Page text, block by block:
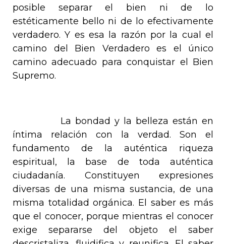
posible separar el bien ni de lo
estéticamente bello ni de lo efectivamente
verdadero. Y es esa la razón por la cual el
camino del Bien Verdadero es el único
camino adecuado para conquistar el Bien
Supremo.
La bondad y la belleza están en
íntima relación con la verdad. Son el
fundamento de la auténtica riqueza
espiritual, la base de toda auténtica
ciudadanía. Constituyen expresiones
diversas de una misma sustancia, de una
misma totalidad orgánica. El saber es más
que el conocer, porque mientras el conocer
exige separarse del objeto el saber